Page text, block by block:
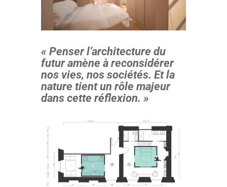
« Penser l’architecture du
futur amène à reconsidérer
nos vies, nos sociétés. Et la
nature tient un rôle majeur
dans cette réflexion. »